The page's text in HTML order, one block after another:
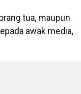
tua, maupun
awak media,